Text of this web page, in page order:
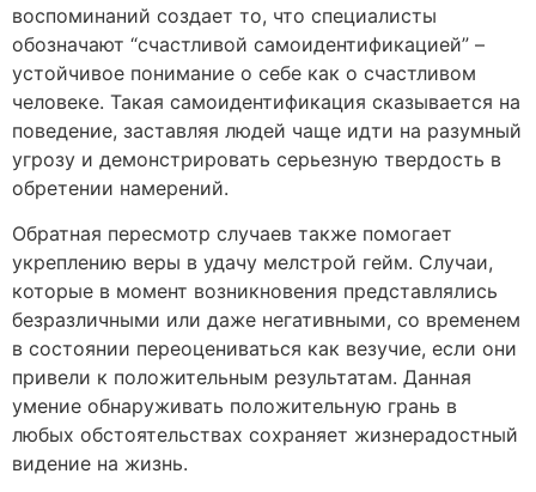
воспоминаний создает то, что специалисты
обозначают “счастливой самоидентификацией” –
устойчивое понимание о себе как о счастливом
человеке. Такая самоидентификация сказывается на
поведение, заставляя людей чаще идти на разумный
угрозу и демонстрировать серьезную твердость в
обретении намерений.
Обратная пересмотр случаев также помогает
укреплению веры в удачу мелстрой гейм. Случаи,
которые в момент возникновения представлялись
безразличными или даже негативными, со временем
в состоянии переоцениваться как везучие, если они
привели к положительным результатам. Данная
умение обнаруживать положительную грань в
любых обстоятельствах сохраняет жизнерадостный
видение на жизнь.